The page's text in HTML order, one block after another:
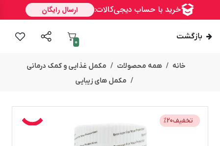
بازگشت
0
خانه همه محصولات
مکمل غذایی و کمک درمانی
مکمل های زیبایی
تخفیف %20